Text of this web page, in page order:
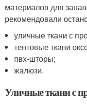
материалов для
рекомендовали
уличные ткани с
тентовые ткани
пвх-шторы;
жалюзи.
Уличные ткани с